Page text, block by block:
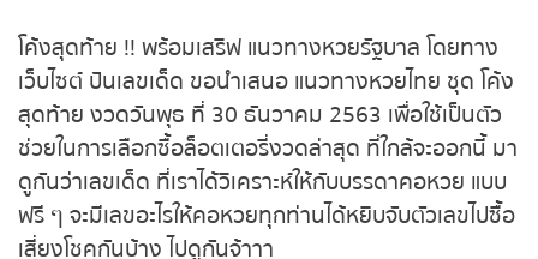
ถ่ายทอดสดหวยลาว ซุปเปอร์
ถ่ายทอดสดหวยฮานอย
ถ่ายทอดสดหวยฮานอยพิเศษ
ถ่ายทอดสดหวยมาเลย์
โค้งสุดท้าย !! พร้อมเสริฟ แนวทางหวยรัฐบาล โดยทาง
เว็บไซต์ ปันเลขเด็ด ขอนำเสนอ แนวทางหวยไทย ชุด
โค้งสุดท้าย งวดวันพุธ ที่ 30 ธันวาคม 2563 เพื่อใช้
เป็นตัวช่วยในการเลือกซื้อล็อตเตอรี่งวดล่าสุด ที่ใกล้จะ
ออกนี้ มาดูกันว่าเลขเด็ด ที่เราได้วิเคราะห์ให้กับบรรดา
คอหวย แบบฟรี ๆ จะมีเลขอะไรให้คอหวยทุกท่านได้หยิบ
จับตัวเลขไปซื้อเสี่ยงโชคกันบ้าง ไปดูกันจ้าาา